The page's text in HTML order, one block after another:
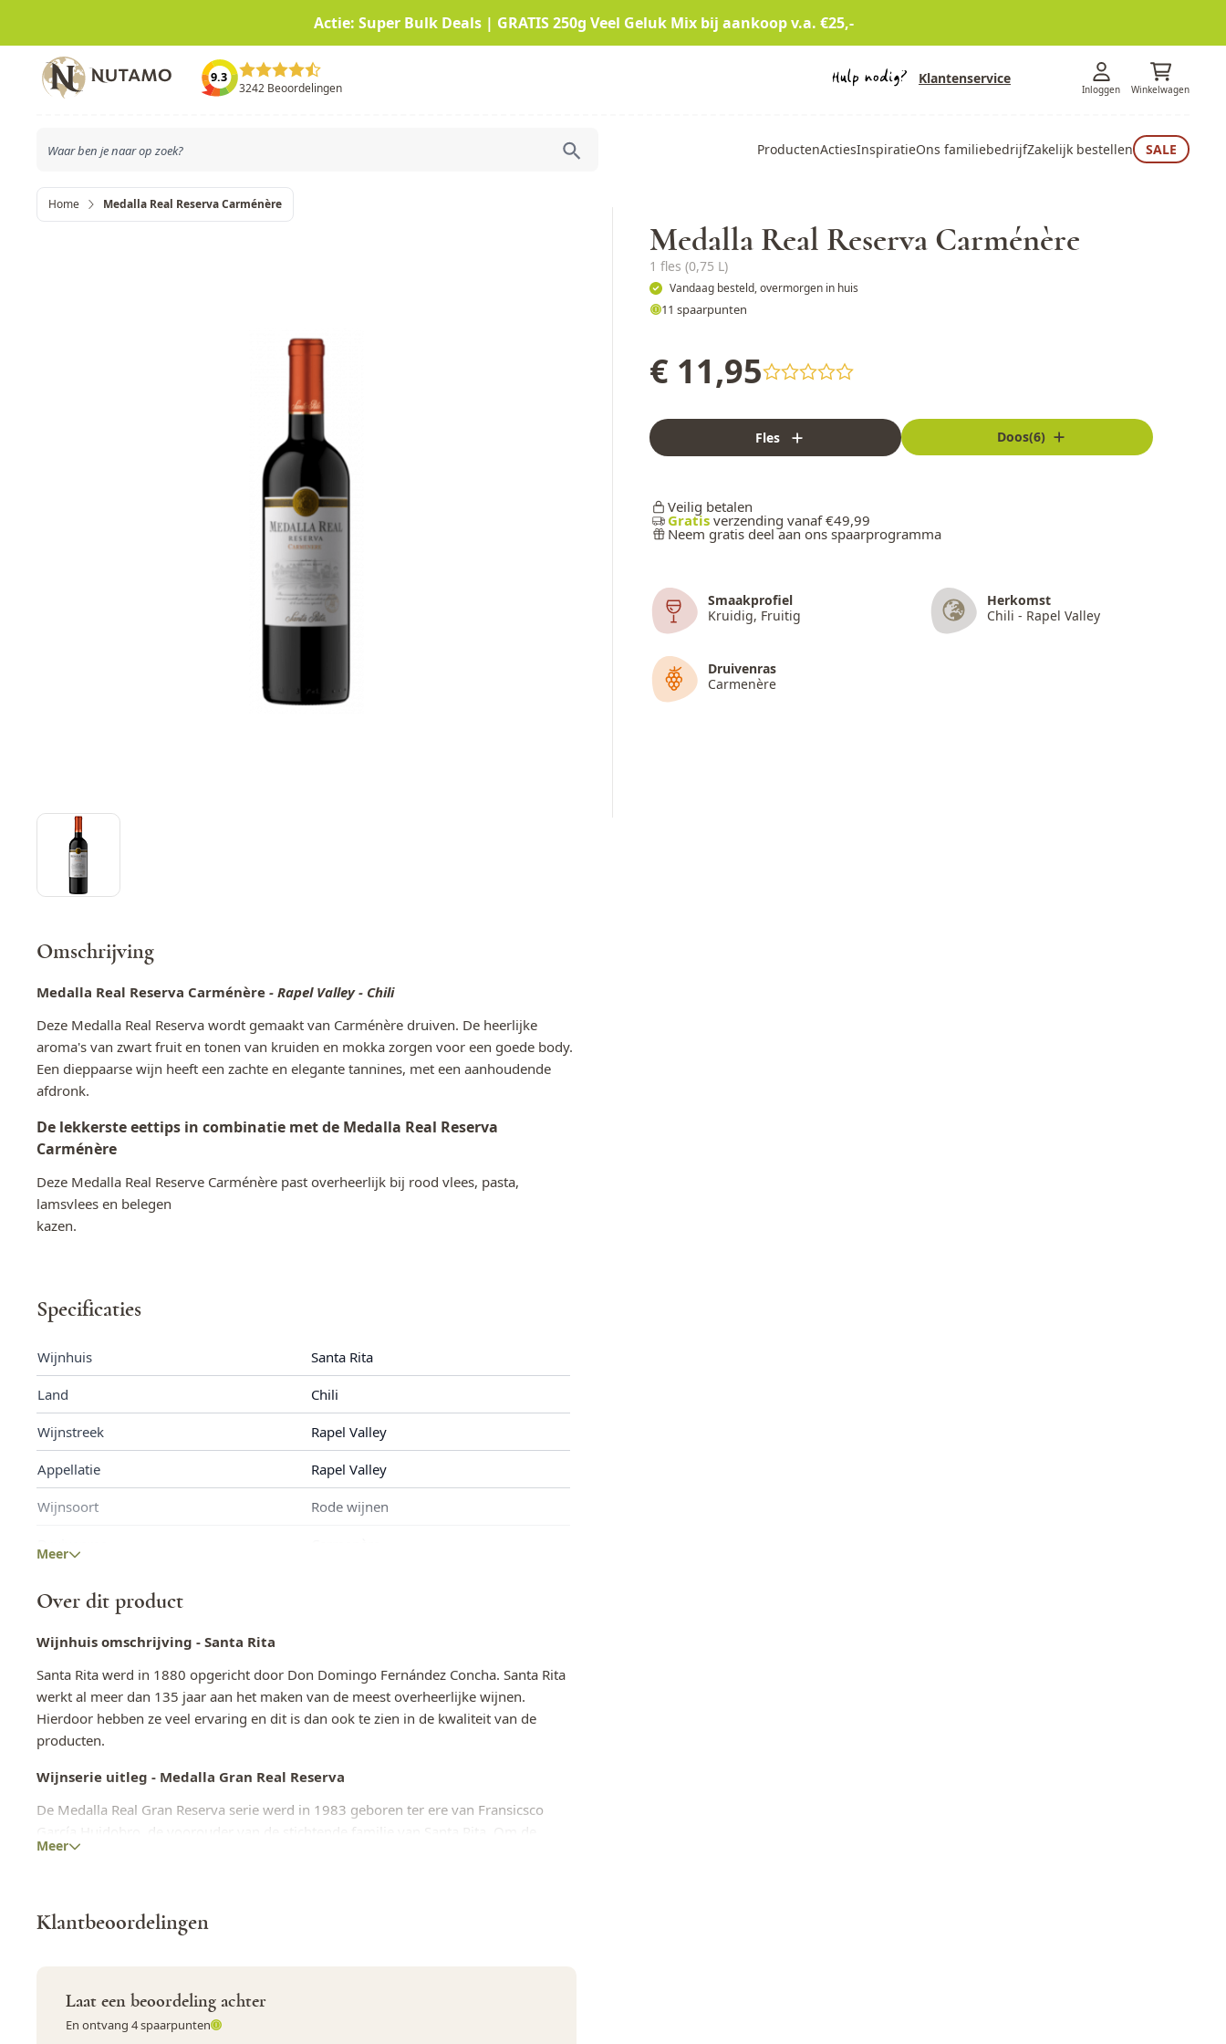
Actie: Super Bulk Deals | GRATIS 250g Veel Geluk Mix bij aankoop v.a. €25,-
Ga naar de inhoud
9.3
3242 Beoordelingen
Klantenservice
Inloggen Winkelwagen
ProductenActiesInspiratieOns familiebedrijfZakelijk bestellen SALE
Home Medalla Real Reserva Carménère
Medalla Real Reserva Carménère
1 fles (0,75 L)
Vandaag besteld, overmorgen in huis
11 spaarpunten
€ 11,95
Fles Doos(6)
Veilig betalen
Gratis verzending vanaf €49,99
Neem gratis deel aan ons spaarprogramma
Smaakprofiel
Kruidig, Fruitig
Herkomst
Chili - Rapel Valley
Druivenras
Carmenère
Omschrijving
Medalla Real Reserva Carménère - Rapel Valley - Chili
Deze Medalla Real Reserva wordt gemaakt van Carménère druiven. De heerlijke
aroma's van zwart fruit en tonen van kruiden en mokka zorgen voor een goede body.
Een dieppaarse wijn heeft een zachte en elegante tannines, met een aanhoudende
afdronk.
De lekkerste eettips in combinatie met de Medalla Real Reserva
Carménère
Deze Medalla Real Reserve Carménère past overheerlijk bij rood vlees, pasta,
lamsvlees en belegen
kazen.
Specificaties
Wijnhuis Santa Rita
Land Chili
Wijnstreek Rapel Valley
Appellatie Rapel Valley
Wijnsoort Rode wijnen
Alcoholpercentage
Kleur Dieppaarse kleur
Geur
Smaak
Minimumleeftijd Geen 18, geen alcohol
Meer
Over dit product
Wijnhuis omschrijving - Santa Rita
Santa Rita werd in 1880 opgericht door Don Domingo Fernández Concha. Santa Rita
werkt al meer dan 135 jaar aan het maken van de meest overheerlijke wijnen.
Hierdoor hebben ze veel ervaring en dit is dan ook te zien in de kwaliteit van de
producten.
Wijnserie uitleg - Medalla Gran Real Reserva
De Medalla Real Gran Reserva serie werd in 1983 geboren ter ere van Fransicsco
García Huidobro, de voorouder van de stichtende familie van Santa Rita. Om de
tweehonderste verjaardag van deze gebeurtenis te herdenken, werd een medaille
Herkomst van de wijn
Vinificatie - Medalla Real Reserva
De fermentatie wordt uitgevoerd met geselecteerde gisten en de extratie wordt in de
Meer
Klantbeoordelingen
Laat een beoordeling achter
En ontvang 4 spaarpunten